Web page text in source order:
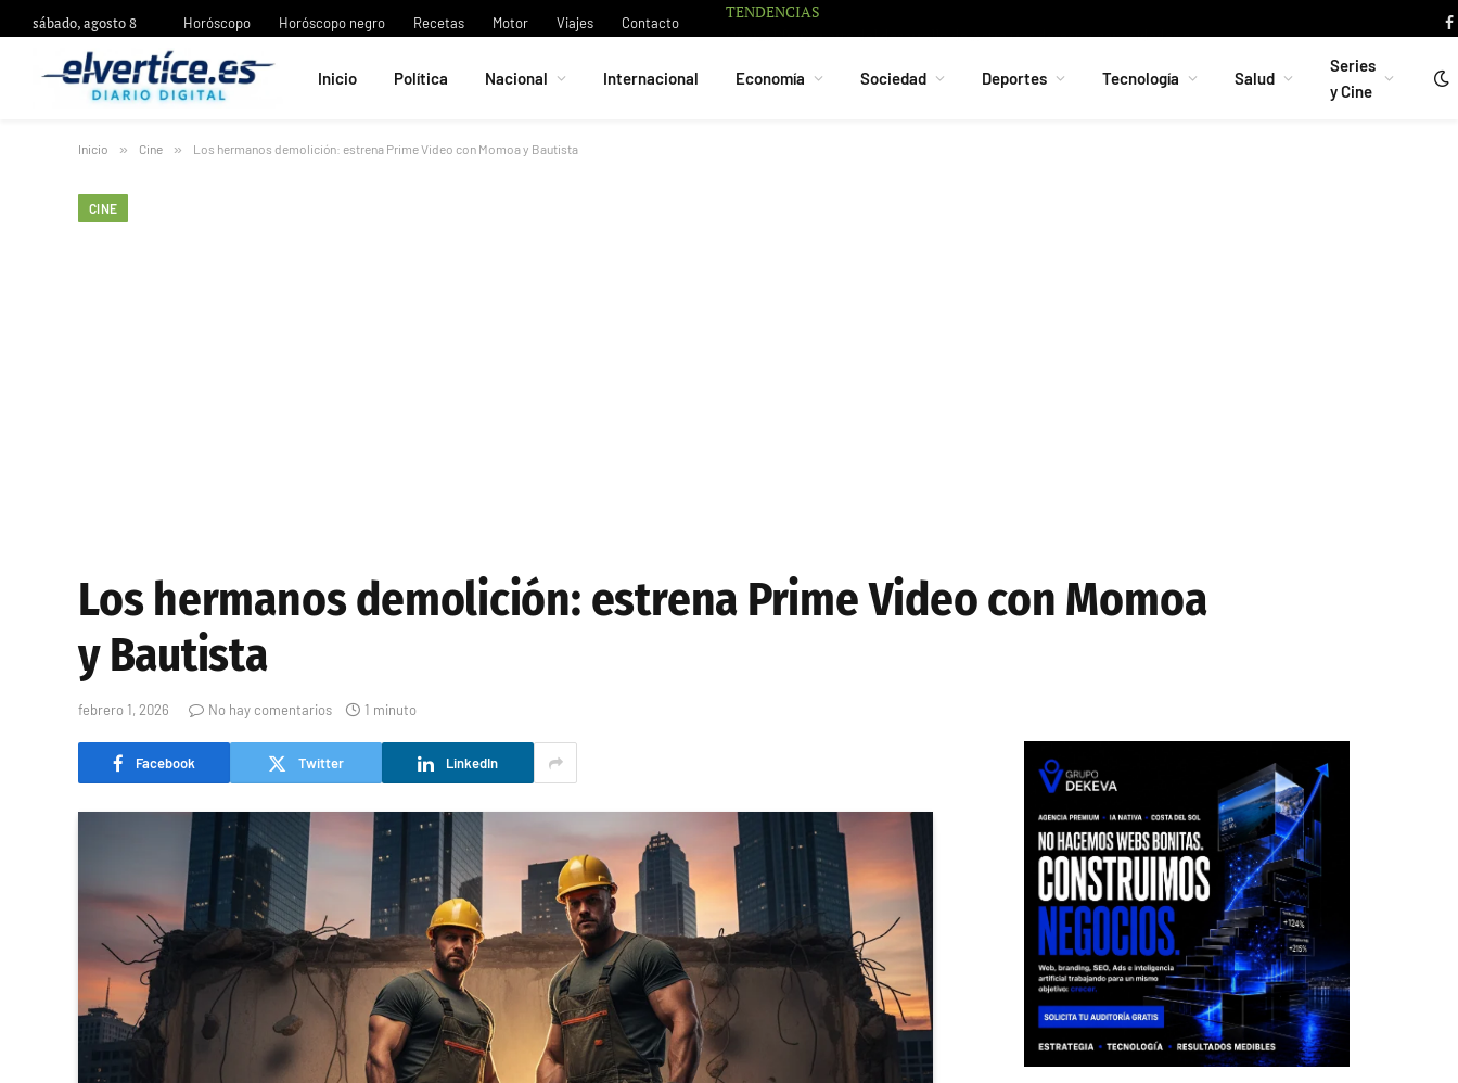
sábado, agosto 8 Horóscopo Horóscopo negro Recetas Motor Viajes Contacto
TENDENCIAS
La industria china del automóvil acelera en España: ocho ciudades se preparan para fabricar coches y baterías
Inicio Política Nacional Internacional Economía Sociedad Deportes Tecnología Salud
Series
y Cine
Inicio » Cine » Los hermanos demolición: estrena Prime Video con Momoa y Bautista
CINE
Los hermanos demolición: estrena Prime Video con Momoa
y Bautista
febrero 1, 2026 No hay comentarios 1 minuto
Facebook Twitter LinkedIn